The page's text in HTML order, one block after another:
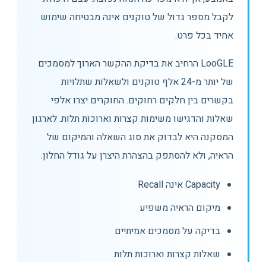
לקבל מספר גדול של טוקנים אינה מבטיחה שימוש
אחיד בכל פרט.
LooGLE הרחיב את בדיקת ההקשר הארוך למסמכים
של יותר מ-24 אלף טוקנים ולשאלות שתלויות
בקשרים בין חלקים רחוקים. החוקרים יצרו אלפי
שאלות והדגישו משימות קצרות וארוכות תלות. לארגון
המסקנה היא לבדוק את סוג השאלה והמיקום של
הראיה, ולא להסתפק בהצהרת היצרן על גודל החלון.
Capacity אינה Recall
מיקום הראיה משפיע
בדיקה על מסמכים אמיתיים
שאלות קצרות וארוכות תלות